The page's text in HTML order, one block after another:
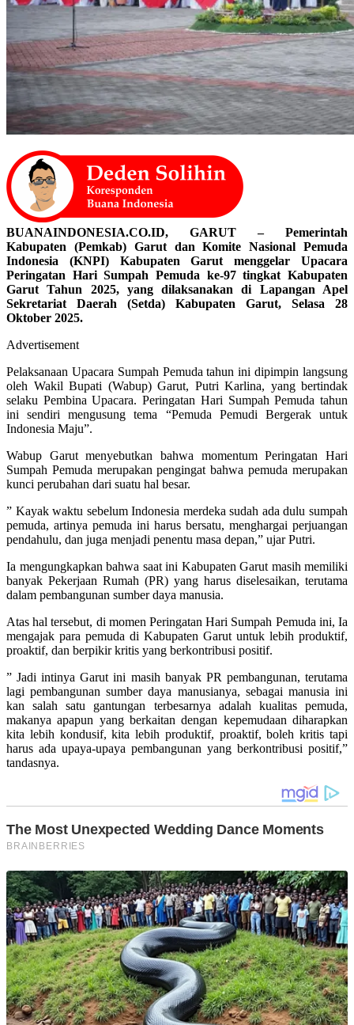
BUANAINDONESIA.CO.ID, GARUT – Pemerintah
Kabupaten (Pemkab) Garut dan Komite Nasional Pemuda
Indonesia (KNPI) Kabupaten Garut menggelar Upacara
Peringatan Hari Sumpah Pemuda ke-97 tingkat Kabupaten
Garut Tahun 2025, yang dilaksanakan di Lapangan Apel
Sekretariat Daerah (Setda) Kabupaten Garut, Selasa 28
Oktober 2025.
Advertisement
Pelaksanaan Upacara Sumpah Pemuda tahun ini dipimpin langsung
oleh Wakil Bupati (Wabup) Garut, Putri Karlina, yang bertindak
selaku Pembina Upacara. Peringatan Hari Sumpah Pemuda tahun
ini sendiri mengusung tema “Pemuda Pemudi Bergerak untuk
Indonesia Maju”.
Wabup Garut menyebutkan bahwa momentum Peringatan Hari
Sumpah Pemuda merupakan pengingat bahwa pemuda merupakan
kunci perubahan dari suatu hal besar.
” Kayak waktu sebelum Indonesia merdeka sudah ada dulu sumpah
pemuda, artinya pemuda ini harus bersatu, menghargai perjuangan
pendahulu, dan juga menjadi penentu masa depan,” ujar Putri.
Ia mengungkapkan bahwa saat ini Kabupaten Garut masih memiliki
banyak Pekerjaan Rumah (PR) yang harus diselesaikan, terutama
dalam pembangunan sumber daya manusia.
Atas hal tersebut, di momen Peringatan Hari Sumpah Pemuda ini, Ia
mengajak para pemuda di Kabupaten Garut untuk lebih produktif,
proaktif, dan berpikir kritis yang berkontribusi positif.
” Jadi intinya Garut ini masih banyak PR pembangunan, terutama
lagi pembangunan sumber daya manusianya, sebagai manusia ini
kan salah satu gantungan terbesarnya adalah kualitas pemuda,
makanya apapun yang berkaitan dengan kepemudaan diharapkan
kita lebih kondusif, kita lebih produktif, proaktif, boleh kritis tapi
harus ada upaya-upaya pembangunan yang berkontribusi positif,”
tandasnya.